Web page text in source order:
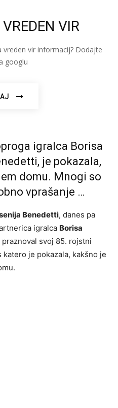
VIR
vreden vir informacij? Dodajte
googlu
igralca Borisa
je pokazala,
domu. Mnogi so
vprašanje …
Benedetti, danes pa
igralca Borisa
svoj 85. rojstni
je pokazala, kakšno je